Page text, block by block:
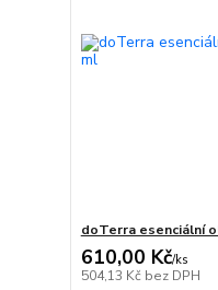
doTerra esenciální
610,00 Kč/ks
504,13 Kč bez DPH